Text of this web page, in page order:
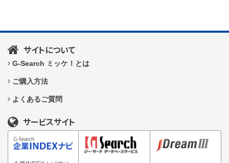
サイトについて
G-Search ミッケ！とは
ご購入方法
よくあるご質問
サービスサイト